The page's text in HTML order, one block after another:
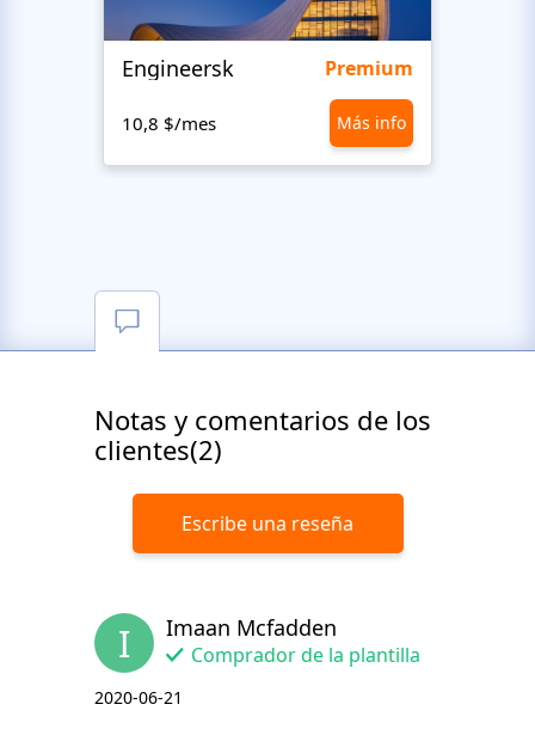
Engineersk Premium
10,8 $/mes Más info
Notas y comentarios de los
clientes(2)
Escribe una reseña
I Imaan Mcfadden
Comprador de la plantilla
2020-06-21